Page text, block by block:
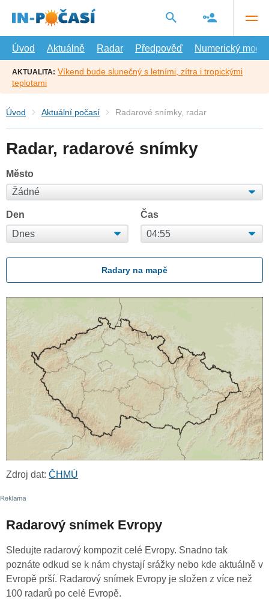
hlavní
Úvod
Aktuálně Radar Předpověď Numerický model
AKTUALITA: Víkend bude slunečný s letními, zítra i tropickými
teplotami
Úvod Aktuální počasí Radarové snímky, radar
Radar, radarové snímky
Město
Den Čas
Radary na mapě
Zdroj dat: ČHMÚ
Radarový snímek Evropy
Sledujte radarový kompozit celé Evropy. Snadno tak
poznáte odkud se k nám chystají srážky nebo kde aktuálně v
Evropě prší. Radarový snímek Evropy je složen z více než
100 radarů po celé Evropě.